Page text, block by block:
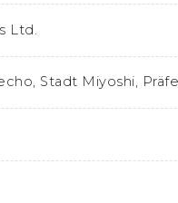
Ltd.
Stadt Miyoshi,